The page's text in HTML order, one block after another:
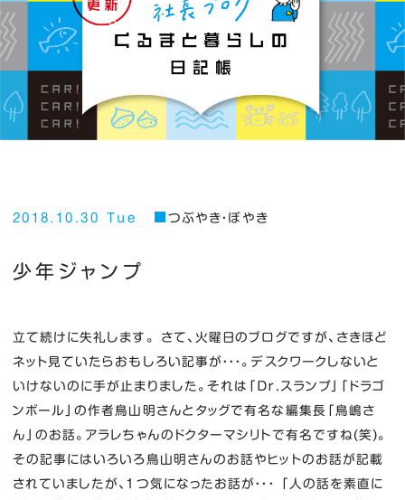
2018.10.30 Tue つぶやき・ぼやき
少年ジャンプ
立て続けに失礼します。 さて、火曜日のブログですが、さきほど
ネット見ていたらおもしろい記事が・・・。デスクワークしないと
いけないのに手が止まりました。それは「Ｄｒ．スランプ」「ドラゴ
ンボール」の作者鳥山明さんとタッグで有名な編集長「鳥嶋さ
ん」のお話。アラレちゃんのドクターマシリトで有名ですね(笑)。
その記事にはいろいろ鳥山明さんのお話やヒットのお話が記載
されていましたが、１つ気になったお話が・・・ 「人の話を素直に